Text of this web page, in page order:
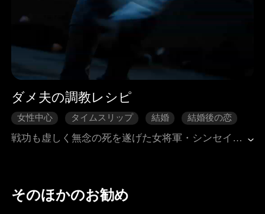
ダメ夫の調教レシピ
女性中心 タイムスリップ 結婚
結婚後の恋
現代ラブロマンス
戦功も虚しく無念の死を遂げた女将軍・シンセイゲツは、目覚めると現代の名門で虐げられるお嬢様になっていた。政略結婚で嫁がされたのは、A市で名を馳せるプレイボーイだ。古代の将軍が現代の放蕩息子を調教する方法は一つ――まずは威を示し、鋭気をくじき、そして心を掴む。姑の陰謀を潰し、ダメ夫を鍛え上げ、華やかで残酷な現代社会で、元女将軍は新たな頂点を目指す。愛も戦いも、全ては彼女の采配次第。
そのほかのお勧め